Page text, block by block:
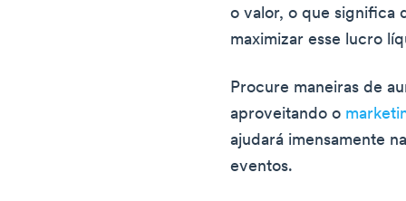
o valor, o que significa
maximizar esse lucro
Procure maneiras de
aproveitando o
ajudará imensamente
eventos.